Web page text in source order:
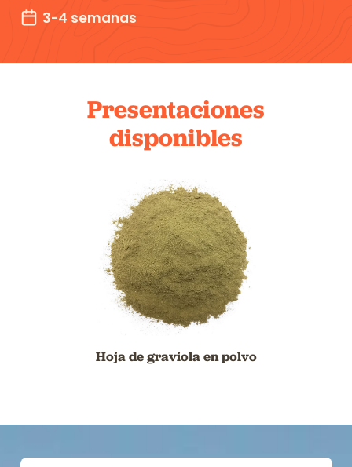
3-4 semanas
Presentaciones
disponibles
Hoja de graviola en polvo